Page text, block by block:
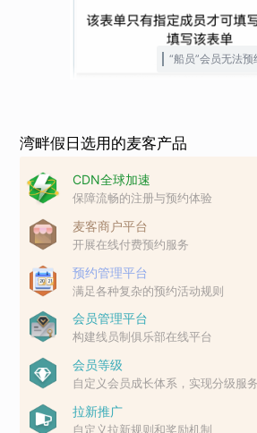
“船员”会员无法预
湾畔假日选用的麦客产品
CDN全球加速
保障流畅的注册与预约体验
麦客商户平台
开展在线付费预约服务
预约管理平台
满足各种复杂的预约活动规则
会员管理平台
构建线员制俱乐部在线平台
会员等级
自定义会员成长体系，实现分级服务
拉新推广
自定义拉新规则和奖励机制